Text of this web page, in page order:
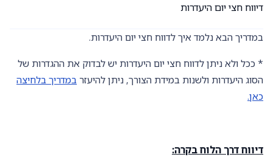
דיווח חצי יום היעדרות
במדריך הבא נלמד איך לדווח חצי יום היעדרות.
* ככל ולא ניתן לדווח חצי יום היעדרות יש לבדוק את ההגדרות של
הסוג היעדרות ולשנות במידת הצורך, ניתן להיעזר במדריך בלחיצה
כאן.
דיווח דרך הלוח בקרה: